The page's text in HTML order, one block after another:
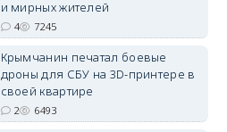
и мирных жителей
4 7245
Крымчанин печатал боевые
дроны для СБУ на 3D-принтере в
своей квартире
2 6493